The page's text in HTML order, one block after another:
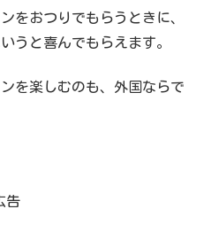
をおつりでもらうときに、
うと喜んでもらえます。
を楽しむのも、外国ならで
告